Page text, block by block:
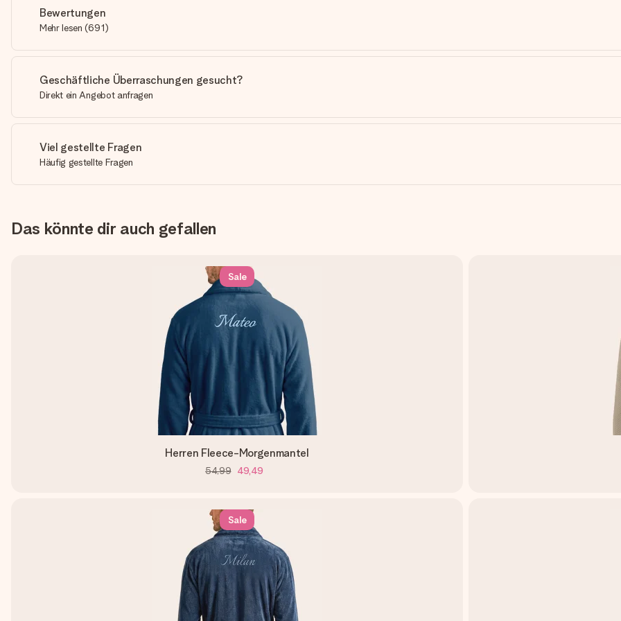
Bewertungen
Mehr lesen (691)
Geschäftliche Überraschungen gesucht?
Direkt ein Angebot anfragen
Viel gestellte Fragen
Häufig gestellte Fragen
Das könnte dir auch gefallen
Sale
Herren Fleece-Morgenmantel
54,99 49,49
Sale